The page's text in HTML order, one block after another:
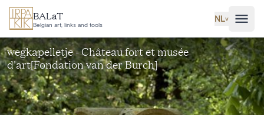
Ga naar hoofdinhoud
BALaT
Belgian art, links and tools
NL˅
wegkapelletje - Château fort et musée
d'art[Fondation van der Burch]